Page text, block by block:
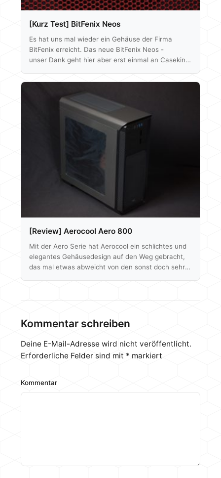
[Kurz Test] BitFenix Neos
Es hat uns mal wieder ein Gehäuse der Firma
BitFenix erreicht. Das neue BitFenix Neos -
unser Dank geht hier aber erst einmal an Caseking
ihr unsere ersten Eindrücke über das Gehäuse
einem Unboxing. Viel Spaß dabei! Unboxing
Lieferumfang: 4x Kabelbinder 1x PCI Blende 1x
Quick Installation Guide 3x
Mainboardabstandhalter 9x Mainboardschrauben
[Review] Aerocool Aero 800
Mit der Aero Serie hat Aerocool ein schlichtes und
elegantes Gehäusedesign auf den Weg gebracht,
das mal etwas abweicht von den sonst doch sehr
Wir haben uns hier wieder für die Mitte
entschieden und testen das Aero 800. Weiterhin
sind noch ein Aero 500 und ein Aero 1000
Kommentar schreiben
Deine E-Mail-Adresse wird nicht veröffentlicht.
Erforderliche Felder sind mit * markiert
Kommentar